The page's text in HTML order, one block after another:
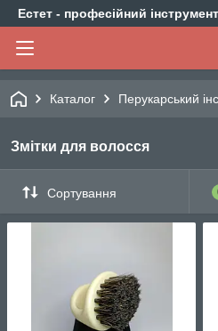
Естет - професійний
Каталог Перукарський
Змітки для волосся
Сортування